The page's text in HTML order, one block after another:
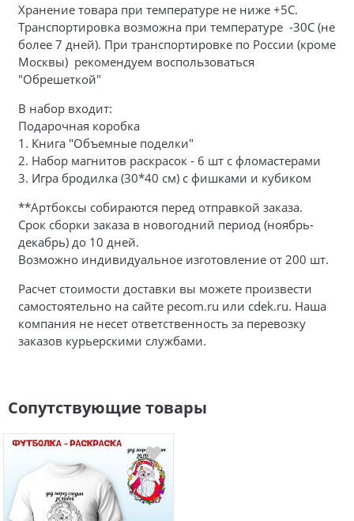
Хранение товара при температуре не ниже +5С.
Транспортировка возможна при температуре -30С (не
более 7 дней). При транспортировке по России (кроме
Москвы) рекомендуем воспользоваться
"Обрешеткой"
В набор входит:
Подарочная коробка
1. Книга "Объемные поделки"
2. Набор магнитов раскрасок - 6 шт с фломастерами
3. Игра бродилка (30*40 см) с фишками и кубиком
**Артбоксы собираются перед отправкой заказа.
Срок сборки заказа в новогодний период (ноябрь-
декабрь) до 10 дней.
Возможно индивидуальное изготовление от 200 шт.
Расчет стоимости доставки вы можете произвести
самостоятельно на сайте pecom.ru или cdek.ru. Наша
компания не несет ответственность за перевозку
заказов курьерскими службами.
Сопутствующие товары